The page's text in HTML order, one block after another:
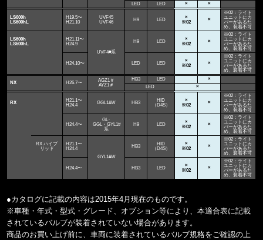
LED
LED × ×
LS600h
LS600hL
H19.5〜
H21.10
UVF45
UVF46
H9 LED
×
※02
×
※02：ライト
ユニットにカ
バーがあるた
め、装着不可
LS600h
LS600hL
H21.11〜
H24.9
UVF4#系
H9 LED
×
※02
×
※02：ライト
ユニットにカ
バーがあるた
め、装着不可
H24.10〜 LED LED
×
※02
×
※02：ライト
ユニットにカ
バーがあるた
め、装着不可
NX H26.7〜
AGZ1＃
AYZ1＃
HB3 LED
×
LED
×
RX
H21.1〜
H24.4
GGL1#W HB3
HID
（D4S）
×
※02
×
※02：ライト
ユニットにカ
バーがあるた
め、装着不可
H24.4〜
GL･
GGL・GYL1#
系
H9 LED
×
※02
×
※02：ライト
ユニットにカ
バーがあるた
め、装着不可
RX ハイブ
リッド
H21.1〜
H24.4
GYL1#W
HB3
HID
（D4S）
×
※02
×
※02：ライト
ユニットにカ
バーがあるた
め、装着不可
H24.4〜 HB3 LED
×
※02
×
※02：ライト
ユニットにカ
バーがあるた
め、装着不可
●カタログに記載の内容は2015年4月現在のものです。
※車種・年式・型式・グレード、オプション等により、本適合表に記載
されているバルブが装着されていない場合があります。
商品のお買い上げ前に、車両に装着されているバルブ規格をご確認の上